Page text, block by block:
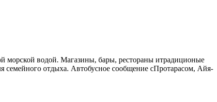
морской водой. Магазины, бары, рестораны итрадиционые
отдыха. Автобусное сообщение сПротарасом, Айя-